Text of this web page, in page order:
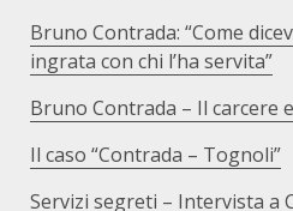
Bruno Contrada: “Come
ingrata con chi l’ha servita”
Bruno Contrada – Il carcere
Il caso “Contrada – Tognoli”
Servizi segreti – Intervista a